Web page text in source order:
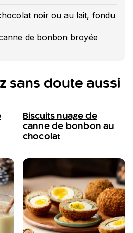
noir ou au lait, fondu
de bonbon broyée
sans doute aussi
Biscuits nuage de
canne de bonbon au
chocolat